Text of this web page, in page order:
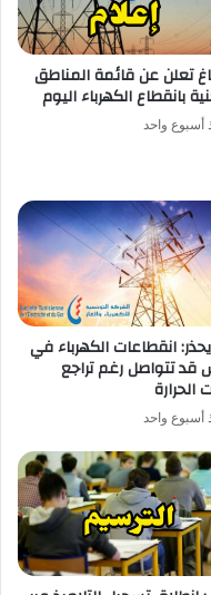
تعلن عن قائمة المناطق
بانقطاع الكهرباء اليوم
أسبوع واحد
انقطاعات الكهرباء في
قد تتواصل رغم تراجع
الحرارة
أسبوع واحد